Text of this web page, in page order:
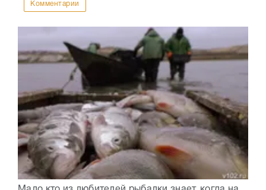
Комментарии